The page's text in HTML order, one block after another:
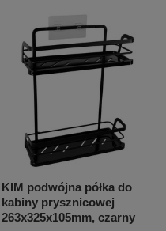
KIM podwójna półka do
kabiny prysznicowej
263x325x105mm, czarny